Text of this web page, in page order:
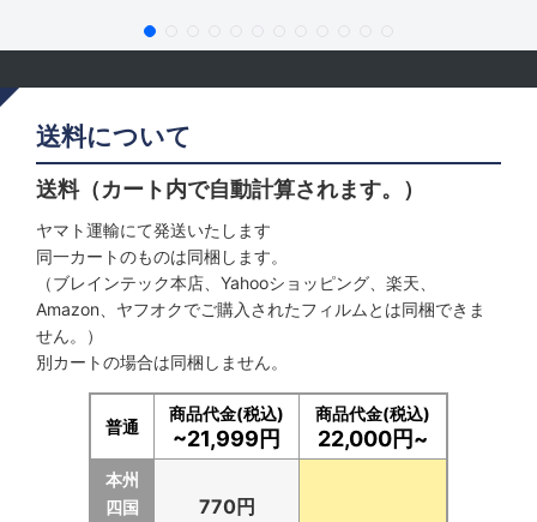
送料について
送料（カート内で自動計算されます。）
ヤマト運輸にて発送いたします
同一カートのものは同梱します。
（ブレインテック本店、Yahooショッピング、楽天、
Amazon、ヤフオクでご購入されたフィルムとは同梱できま
せん。）
別カートの場合は同梱しません。
普通
商品代金(税込)
~21,999円
商品代金(税込)
22,000円~
本州
四国
770円